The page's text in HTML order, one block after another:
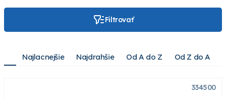
Filtrovať
Najlacnejšie Najdrahšie Od A do Z Od Z do A
334500